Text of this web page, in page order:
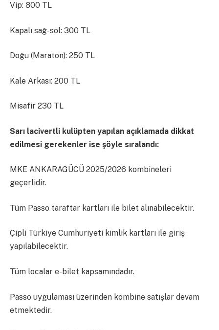
Vip: 800 TL
Kapalı sağ-sol: 300 TL
Doğu (Maraton): 250 TL
Kale Arkası: 200 TL
Misafir 230 TL
Sarı lacivertli kulüpten yapılan açıklamada dikkat
edilmesi gerekenler ise şöyle sıralandı:
MKE ANKARAGÜCÜ 2025/2026 kombineleri
geçerlidir.
Tüm Passo taraftar kartları ile bilet alınabilecektir.
Çipli Türkiye Cumhuriyeti kimlik kartları ile giriş
yapılabilecektir.
Tüm localar e-bilet kapsamındadır.
Passo uygulaması üzerinden kombine satışlar devam
etmektedir.